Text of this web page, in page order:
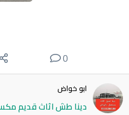
0
ابو خواض
دينا طش اثاث قديم مكسر